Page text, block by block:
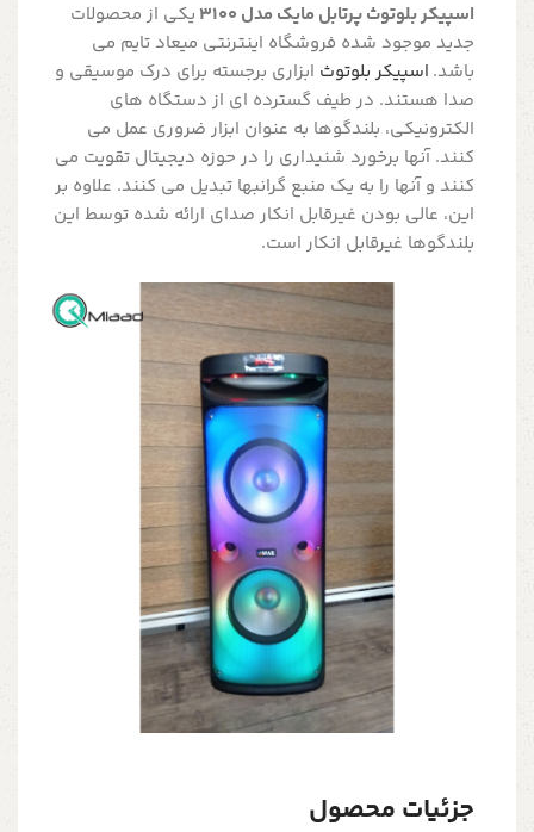
اسپیکر بلوتوث پرتابل مایک مدل 3100
یکی از محصولات
جدید موجود شده فروشگاه اینترنتی میعاد تایم می
باشد. اسپیکر بلوتوث ابزاری برجسته برای درک موسیقی و
صدا هستند. در طیف گسترده ای از دستگاه های
الکترونیکی، بلندگوها به عنوان ابزار ضروری عمل می
کنند. آنها برخورد شنیداری را در حوزه دیجیتال تقویت می
کنند و آنها را به یک منبع گرانبها تبدیل می کنند. علاوه بر
این، عالی بودن غیرقابل انکار صدای ارائه شده توسط این
بلندگوها غیرقابل انکار است.
جزئیات محصول